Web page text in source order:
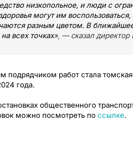
низкопольное, и люди с
могут им
разным цветом. В
всех точках», — сказал
подрядчиком работ стала
года.
общественного
можно посмотреть по ссылке.